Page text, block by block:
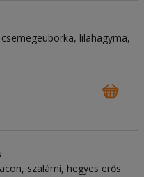
csemegeuborka lilahagyma
szalámi hegyes erős